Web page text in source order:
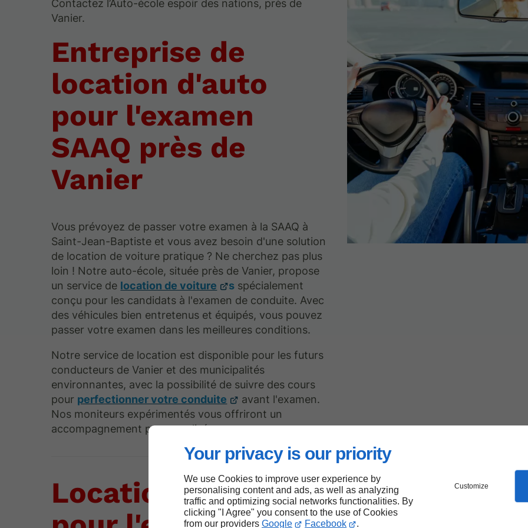
Your privacy is our priority
We use Cookies to improve user experience by
personalising content and ads, as well as analyzing
traffic and optimizing social networks functionalities. By
clicking "I Agree" you consent to the use of Cookies
from our providers Google Facebook .
Customize
Contactez l’Auto-école espoir des nations, près de
Vanier.
Entreprise de
location d'auto
pour l'examen
SAAQ près de
Vanier
Vous prévoyez de passer votre examen à la SAAQ à
Saint-Jean-Baptiste et vous avez besoin d'une solution
de location de voiture pratique ? Ne cherchez pas plus
loin ! Notre auto-école, située près de Vanier, propose
un service de location de voiture sspécialement
conçu pour les candidats à l'examen de conduite. Avec
des véhicules bien entretenus et équipés, vous pouvez
passer votre examen dans les meilleures conditions.
Notre service de location est disponible pour les futurs
conducteurs de Vanier et des municipalités
environnantes, avec la possibilité de suivre des cours
pour perfectionner votre conduite
avant l'examen.
Nos moniteurs expérimentés vous offriront un
accompagnement personnalisé.
Location d'auto